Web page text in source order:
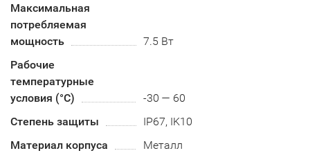
Максимальная
потребляемая
мощность
7.5 Вт
Рабочие
температурные
условия (°С)
-30 — 60
Степень защиты
IP67, IK10
Материал корпуса
Металл